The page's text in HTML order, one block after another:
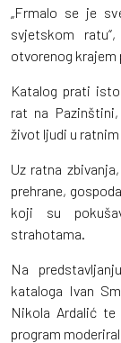
„Frmalo se je
svjetskom
otvorenog krajem
Katalog prati
rat na
život ljudi u
Uz ratna
prehrane,
koji su
strahotama.
Na
kataloga Ivan
Nikola Ardalić te
program